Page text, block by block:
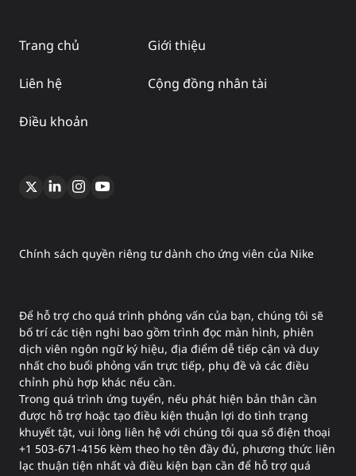
Trang chủ Giới thiệu
Liên hệ Cộng đồng nhân tài
Điều khoản
Chính sách quyền riêng tư dành cho ứng viên của Nike
Để hỗ trợ cho quá trình phỏng vấn của bạn, chúng tôi sẽ
bố trí các tiện nghi bao gồm trình đọc màn hình, phiên
dịch viên ngôn ngữ ký hiệu, địa điểm dễ tiếp cận và duy
nhất cho buổi phỏng vấn trực tiếp, phụ đề và các điều
chỉnh phù hợp khác nếu cần.
Trong quá trình ứng tuyển, nếu phát hiện bản thân cần
được hỗ trợ hoặc tạo điều kiện thuận lợi do tình trạng
khuyết tật, vui lòng liên hệ với chúng tôi qua số điện thoại
+1 503-671-4156 kèm theo họ tên đầy đủ, phương thức liên
lạc thuận tiện nhất và điều kiện bạn cần để hỗ trợ quá